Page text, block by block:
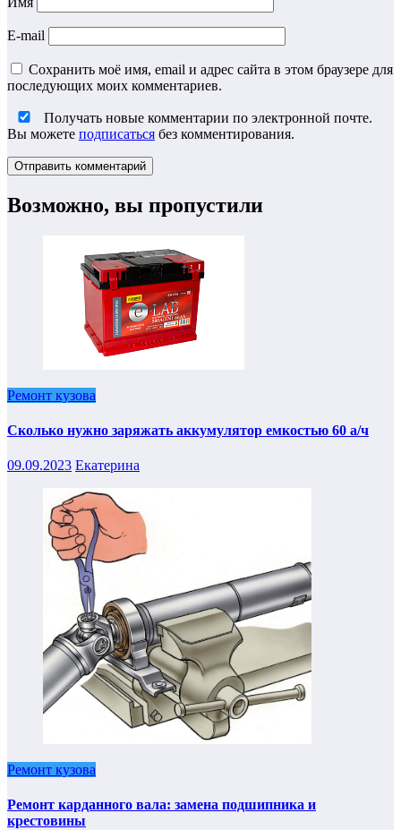
E-mail
Сохранить моё имя, email и адрес сайта в этом браузере для
последующих моих комментариев.
Получать новые комментарии по электронной почте.
Вы можете подписаться без комментирования.
Возможно, вы пропустили
Ремонт кузова
Сколько нужно заряжать аккумулятор емкостью 60 а/ч
09.09.2023 Екатерина
Ремонт кузова
Ремонт карданного вала: замена подшипника и
крестовины